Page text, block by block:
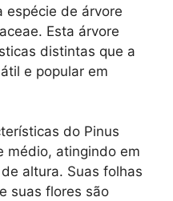
espécie de árvore
Esta árvore
distintas que a
e popular em
do Pinus
médio, atingindo em
altura. Suas folhas
suas flores são